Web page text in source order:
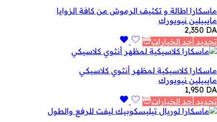
ماسكارا اطالة و تكثيف الرموش من كافة الزوايا
مايبيلين نيويورك
2,350 DA
تحديد أحد الخيارات
ماسكارا كلاسيكية لمظهر أنثوي كلاسيكي
مايبيلين نيويورك
1,950 DA
تحديد أحد الخيارات